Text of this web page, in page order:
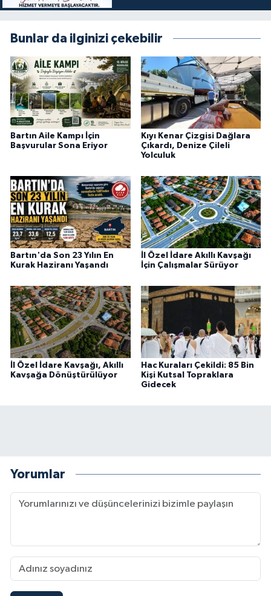
Bunlar da ilginizi çekebilir
Bartın Aile Kampı İçin
Başvurular Sona Eriyor
Kıyı Kenar Çizgisi Dağlara
Çıkardı, Denize Çileli
Yolculuk
Bartın'da Son 23 Yılın En
Kurak Haziranı Yaşandı
İl Özel İdare Akıllı Kavşağı
İçin Çalışmalar Sürüyor
İl Özel İdare Kavşağı, Akıllı
Kavşağa Dönüştürülüyor
Hac Kuraları Çekildi: 85 Bin
Kişi Kutsal Topraklara
Gidecek
Yorumlar